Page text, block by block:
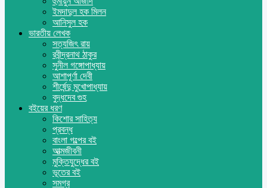
ইমদাদুল হক মিলন
আনিসুল হক
ভারতীয় লেখক
সত্যজিৎ রায়
রবীন্দ্রনাথ ঠাকুর
সুনীল গঙ্গোপাধ্যায়
আশাপূর্ণা দেবী
শীর্ষেন্দু মুখোপাধ্যায়
বুদ্ধদেব গুহ
বইয়ের ধরণ
কিশোর সাহিত্য
প্রবন্ধ
বাংলা গল্পের বই
আত্মজীবনী
মুক্তিযুদ্ধের বই
ভূতের বই
সমগ্র